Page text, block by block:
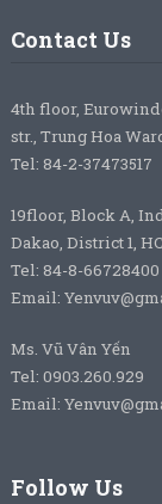
Contact Us
4th floor,
str., Trung Hoa
Tel: 84-2-37473517
19floor, Block A,
Dakao, District 1,
Tel: 84-8-66728400
Email:
Ms. Vũ Vân Yến
Tel: 0903.260.929
Email:
Follow Us